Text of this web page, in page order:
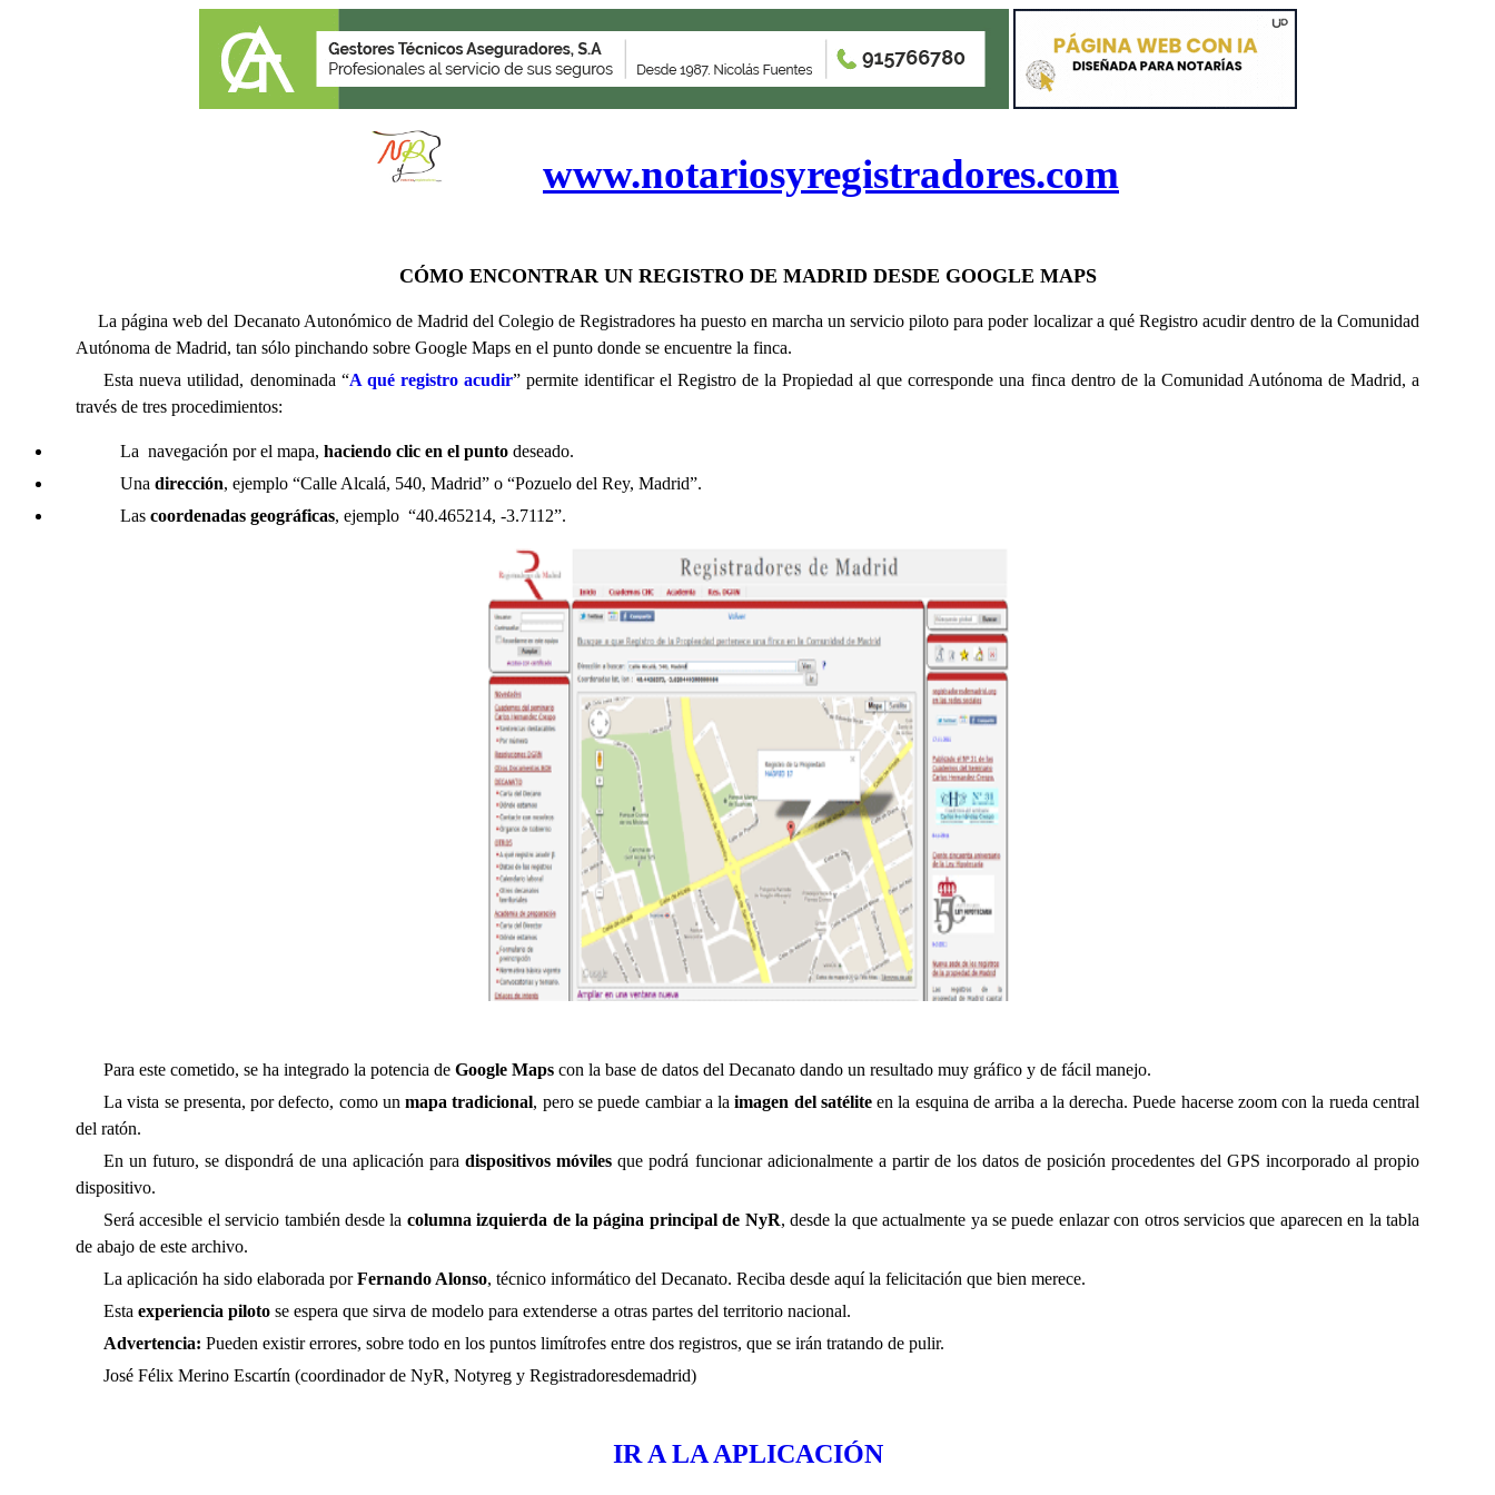
www.notariosyregistradores.com
CÓMO ENCONTRAR UN REGISTRO DE MADRID DESDE GOOGLE MAPS
La página web del Decanato Autonómico de Madrid del Colegio de Registradores ha puesto en marcha un servicio piloto para poder localizar a qué Registro acudir dentro de la Comunidad
Autónoma de Madrid, tan sólo pinchando sobre Google Maps en el punto donde se encuentre la finca.
Esta nueva utilidad, denominada “A quéregistro acudir” permite identificar el Registro de la Propiedad al quecorresponde una finca dentro de la Comunidad Autónoma de Madrid, a
través de tres procedimientos:
La navegación por el mapa, haciendo clic en el punto deseado.
Una dirección, ejemplo “Calle Alcalá, 540, Madrid” o “Pozuelo del Rey, Madrid”.
Las coordenadas geográficas, ejemplo “40.465214, -3.7112”.
Para este cometido, se ha integrado la potencia de Google Maps con la base de datos del Decanato dando un resultado muy gráfico y de fácil manejo.
La vista se presenta, por defecto, como unmapa tradicional, pero se puede cambiar a laimagen del satéliteen la esquina de arriba a la derecha. Puede hacerse zoom con la rueda central
del ratón.
En un futuro,sedispondrá de una aplicación paradispositivos móviles que podrá funcionar adicionalmente a partir de los datos de posición procedentes del GPS incorporado al propio
dispositivo.
Será accesible el servicio también desde la columna izquierda de la página principal de NyR, desde la queactualmente ya sepuede enlazar con otros servicios que aparecen en la tabla
de abajo de este archivo.
La aplicación ha sido elaborada porFernando Alonso, técnico informático del Decanato. Reciba desde aquí la felicitación que bien merece.
Esta experiencia piloto se espera que sirva de modelo para extenderse a otras partes del territorio nacional.
Advertencia: Pueden existir errores, sobre todo en los puntos limítrofes entre dos registros, que se irán tratando de pulir.
José Félix Merino Escartín (coordinador de NyR, Notyreg y Registradoresdemadrid)
IR A LA APLICACIÓN